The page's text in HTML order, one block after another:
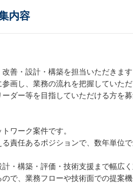
内容
善・設計・構築を担当いただきま
画し、業務の流れを把握していた
ダー等を目指していただける方を
ワーク案件です。
責任あるポジションで、数年単位
・構築・評価・技術支援まで幅広
で、業務フローや技術面での提案